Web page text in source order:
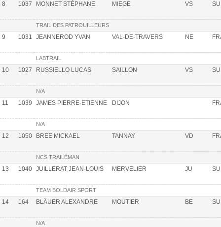
8 1037 MONNET STÉPHANE MIEGE VS
TRAIL DES PATROUILLEURS
9 1031 JEANNEROD YVAN VAL-DE-TRAVERS NE
LABTRAIL
10 1027 RUSSIELLO LUCAS SAILLON VS
N/A
11 1039 JAMES PIERRE-ETIENNE DIJON
N/A
12 1050 BREE MICKAEL TANNAY VD
NCS TRAILÉMAN
13 1040 JUILLERAT JEAN-LOUIS MERVELIER JU
TEAM BOLDAIR SPORT
14 164 BLÄUER ALEXANDRE MOUTIER BE
N/A